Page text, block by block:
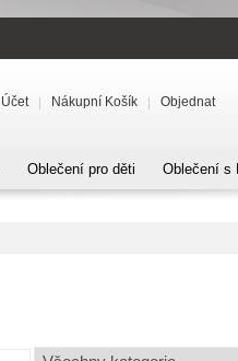
Účet Nákupní Košík Objednat
Oblečení pro děti Oblečení s